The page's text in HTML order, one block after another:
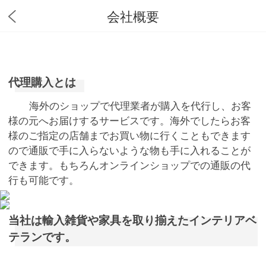
会社概要
代理購入とは
海外のショップで代理業者が購入を代行し、お客
様の元へお届けするサービスです。海外でしたらお客
様のご指定の店舗までお買い物に行くこともできます
ので通販で手に入らないような物も手に入れることが
できます。もちろんオンラインショップでの通販の代
行も可能です。
当社は輸入雑貨や家具を取り揃えたインテリアベ
テランです。